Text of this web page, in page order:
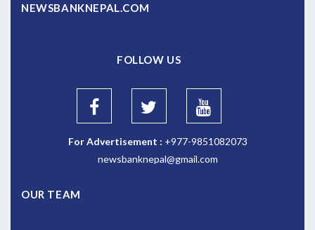
NEWSBANKNEPAL.COM
FOLLOW US
For Advertisement : +977-9851082073
newsbanknepal@gmail.com
OUR TEAM